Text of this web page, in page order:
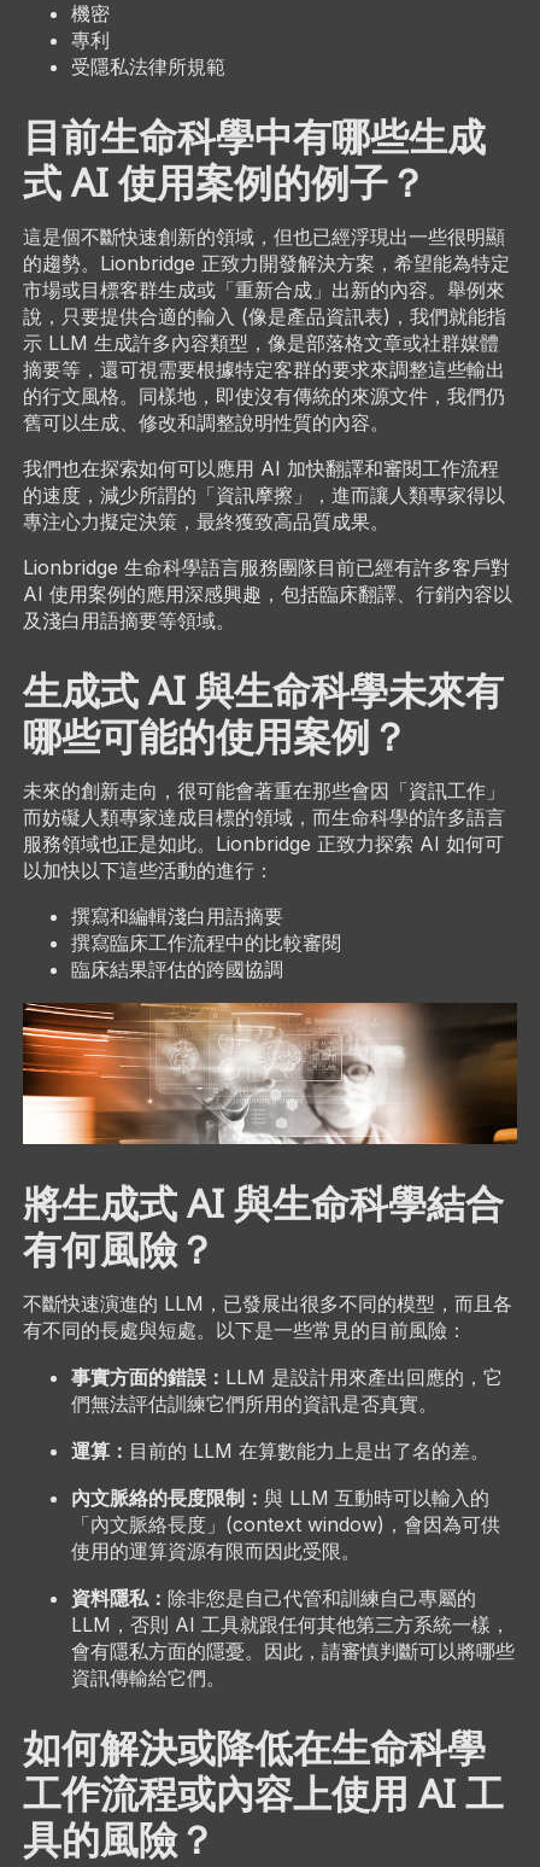
機密
專利
受隱私法律所規範
目前生命科學中有哪些生成
式 AI 使用案例的例子？
這是個不斷快速創新的領域，但也已經浮現出一些很明顯
的趨勢。Lionbridge 正致力開發解決方案，希望能為特定
市場或目標客群生成或「重新合成」出新的內容。舉例來
說，只要提供合適的輸入 (像是產品資訊表)，我們就能指
示 LLM 生成許多內容類型，像是部落格文章或社群媒體
摘要等，還可視需要根據特定客群的要求來調整這些輸出
的行文風格。同樣地，即使沒有傳統的來源文件，我們仍
舊可以生成、修改和調整說明性質的內容。
我們也在探索如何可以應用 AI 加快翻譯和審閱工作流程
的速度，減少所謂的「資訊摩擦」，進而讓人類專家得以
專注心力擬定決策，最終獲致高品質成果。
Lionbridge 生命科學語言服務團隊目前已經有許多客戶對
AI 使用案例的應用深感興趣，包括臨床翻譯、行銷內容以
及淺白用語摘要等領域。
生成式 AI 與生命科學未來有
哪些可能的使用案例？
未來的創新走向，很可能會著重在那些會因「資訊工作」
而妨礙人類專家達成目標的領域，而生命科學的許多語言
服務領域也正是如此。Lionbridge 正致力探索 AI 如何可
以加快以下這些活動的進行：
撰寫和編輯淺白用語摘要
撰寫臨床工作流程中的比較審閱
臨床結果評估的跨國協調
將生成式 AI 與生命科學結合
有何風險？
不斷快速演進的 LLM，已發展出很多不同的模型，而且各
有不同的長處與短處。以下是一些常見的目前風險：
事實方面的錯誤： LLM 是設計用來產出回應的，它
們無法評估訓練它們所用的資訊是否真實。
運算： 目前的 LLM 在算數能力上是出了名的差。
內文脈絡的長度限制： 與 LLM 互動時可以輸入的
「內文脈絡長度」(context window)，會因為可供
使用的運算資源有限而因此受限。
資料隱私： 除非您是自己代管和訓練自己專屬的
LLM，否則 AI 工具就跟任何其他第三方系統一樣，
會有隱私方面的隱憂。因此，請審慎判斷可以將哪些
資訊傳輸給它們。
如何解決或降低在生命科學
工作流程或內容上使用 AI 工
具的風險？